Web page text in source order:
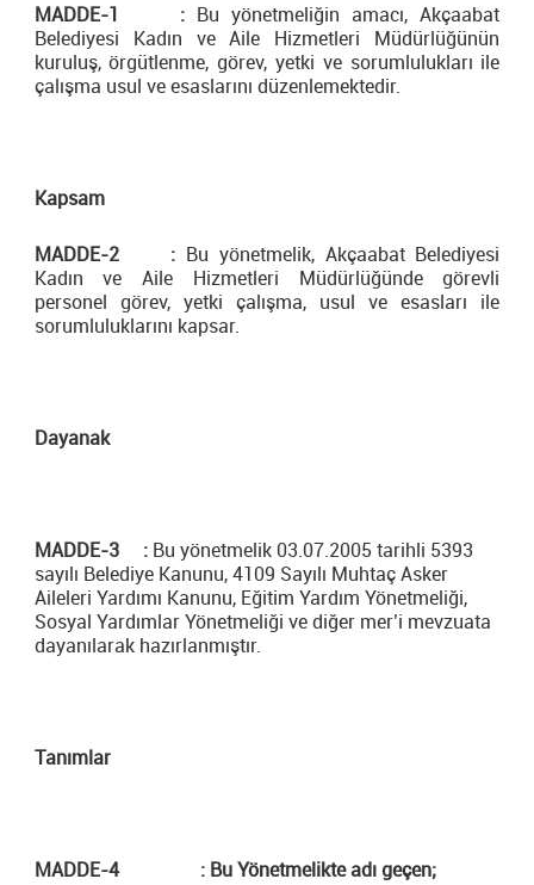
MADDE-1 : Bu yönetmeliğin amacı, Akçaabat
Belediyesi Kadın ve Aile Hizmetleri Müdürlüğünün
kuruluş, örgütlenme, görev, yetki ve sorumlulukları ile
çalışma usul ve esaslarını düzenlemektedir.
Kapsam
MADDE-2 : Bu yönetmelik, Akçaabat Belediyesi
Kadın ve Aile Hizmetleri Müdürlüğünde görevli
personel görev, yetki çalışma, usul ve esasları ile
sorumluluklarını kapsar.
Dayanak
MADDE-3 :Bu yönetmelik 03.07.2005 tarihli 5393
sayılı Belediye Kanunu, 4109 Sayılı Muhtaç Asker
Aileleri Yardımı Kanunu, Eğitim Yardım Yönetmeliği,
Sosyal Yardımlar Yönetmeliği ve diğer mer’i mevzuata
dayanılarak hazırlanmıştır.
Tanımlar
MADDE-4 : Bu Yönetmelikte adı geçen;